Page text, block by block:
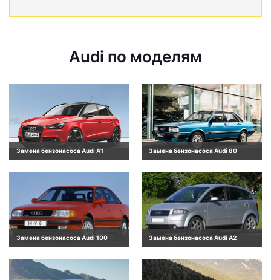
Audi по моделям
Замена бензонасоса Audi A1 Замена бензонасоса Audi 80
Замена бензонасоса Audi 100 Замена бензонасоса Audi A2